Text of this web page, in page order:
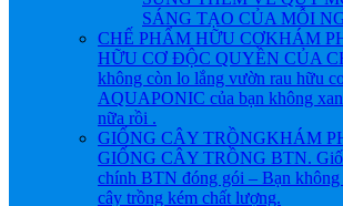
SÁNG TẠO CỦA MỖI
CHẾ PHẨM HỮU CƠKHÁM
HỮU CƠ ĐỘC QUYỀN CỦA
không còn lo lắng vườn rau hữu
AQUAPONIC của bạn không
nữa rồi .
GIỐNG CÂY TRỒNGKHÁM
GIỐNG CÂY TRỒNG BTN.
chính BTN đóng gói – Bạn
cây trồng kém chất lượng.